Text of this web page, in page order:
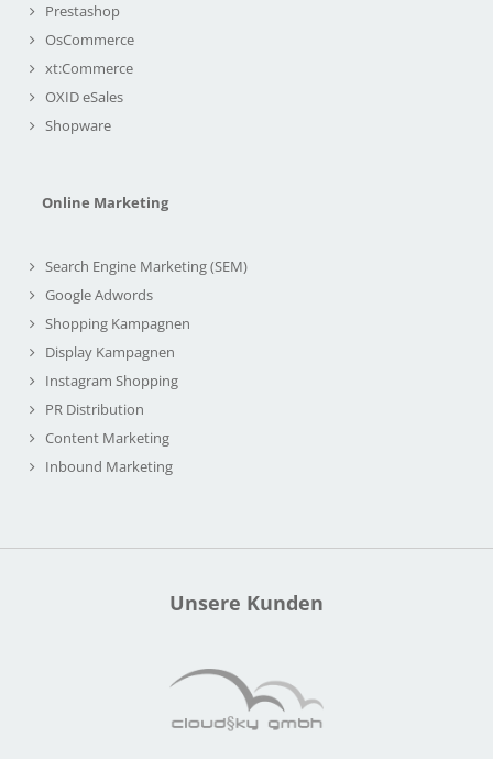
Prestashop
OsCommerce
xt:Commerce
OXID eSales
Shopware
Online Marketing
Search Engine Marketing (SEM)
Google Adwords
Shopping Kampagnen
Display Kampagnen
Instagram Shopping
PR Distribution
Content Marketing
Inbound Marketing
Unsere Kunden